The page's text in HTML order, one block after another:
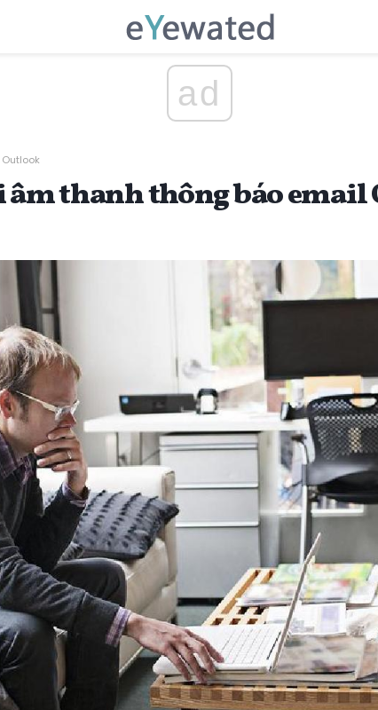
ad
âm thanh thông báo